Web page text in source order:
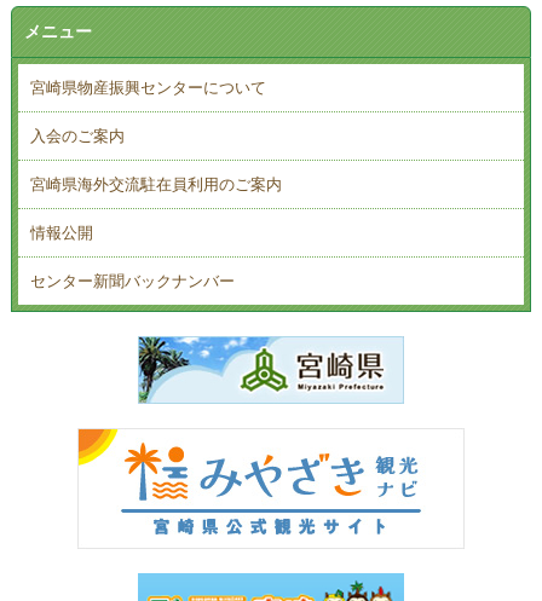
メニュー
宮崎県物産振興センターについて
入会のご案内
宮崎県海外交流駐在員利用のご案内
情報公開
センター新聞バックナンバー